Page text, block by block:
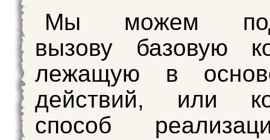
Мы можем
вызову базовую
лежащую в
действий, или
способ